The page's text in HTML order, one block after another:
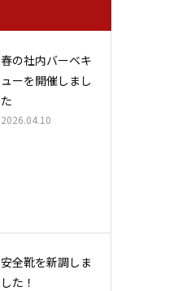
春の社内バーベキ
ューを開催しまし
た
2026.04.10
安全靴を新調しま
した！